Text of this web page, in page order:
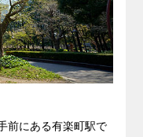
前にある有楽町駅で